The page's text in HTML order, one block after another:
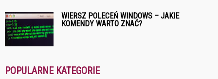
WIERSZ POLECEŃ WINDOWS – JAKIE
KOMENDY WARTO ZNAĆ?
POPULARNE KATEGORIE